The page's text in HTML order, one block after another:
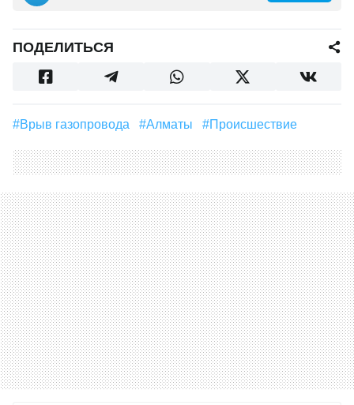
ПОДЕЛИТЬСЯ
#врыв газопровода #Алматы #Происшествие